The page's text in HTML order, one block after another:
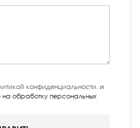
конфиденциальности , и
обработку персональных